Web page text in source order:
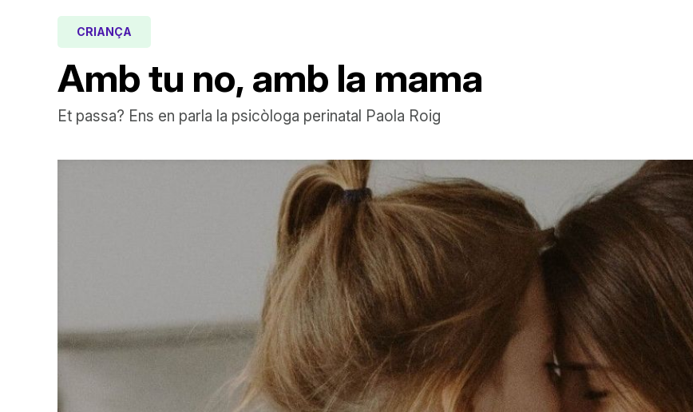
Amb tu no, amb la mama
CRIANÇA
Et passa? Ens en parla la psicòloga perinatal Paola Roig